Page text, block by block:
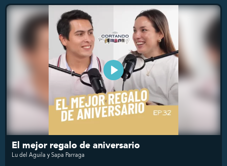
El mejor regalo de aniversario
Lu del Aguila y Sapa Parraga